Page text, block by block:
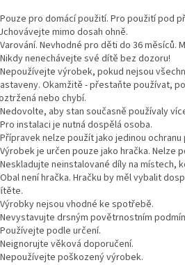
pro domácí použití. Pro použití pod
mimo dosah ohně.
Nevhodné pro děti do 36 měsíců.
nenechávejte své dítě bez dozoru!
výrobek, pokud nejsou
Okamžitě - přestaňte používat,
nebo chybí.
aby stan současně používaly
instalaci je nutná dospělá osoba.
nelze použít jako jedinou
je určen pouze jako hračka. Nelze
neinstalované díly na místech,
není hračka. Hračku by měl vybalit
nejsou vhodné ke spotřebě.
drsným povětrnostním
podle určení.
věková doporučení.
poškozený výrobek.